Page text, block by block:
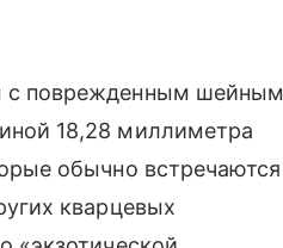
с поврежденным шейным
18,28 миллиметра
обычно встречаются
кварцевых